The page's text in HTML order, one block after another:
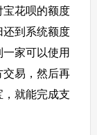
宝花呗的额度
还到系统额度
家可以使用
交易，然后再
就能完成支